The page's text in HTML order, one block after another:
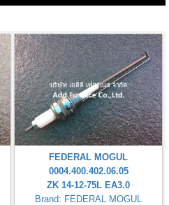
FEDERAL MOGUL
0004.400.402.06.05
ZK 14-12-75L EA3.0
Brand: FEDERAL MOGUL